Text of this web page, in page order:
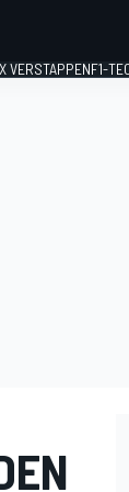
VERSTAPPENF1-